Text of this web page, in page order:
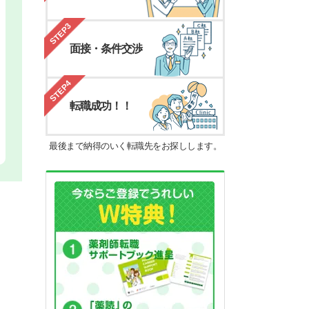
STEP3
面接・条件交渉
STEP4
転職成功！！
最後まで納得のいく転職先をお探しします。